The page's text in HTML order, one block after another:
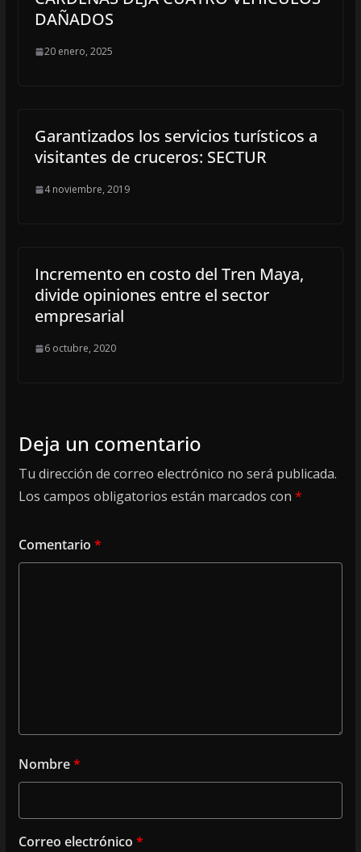
DAÑADOS
20 enero, 2025
Garantizados los servicios turísticos a
visitantes de cruceros: SECTUR
4 noviembre, 2019
Incremento en costo del Tren Maya,
divide opiniones entre el sector
empresarial
6 octubre, 2020
Deja un comentario
Tu dirección de correo electrónico no será publicada.
Los campos obligatorios están marcados con *
Comentario *
Nombre*
Correo electrónico *